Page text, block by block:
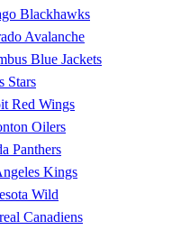
Blackhawks
Avalanche
Blue Jackets
Stars
Red Wings
Oilers
Panthers
Kings
Wild
Canadiens